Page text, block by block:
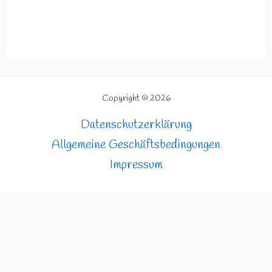
Copyright © 2026
Datenschutzerklärung
Allgemeine Geschäftsbedingungen
Impressum